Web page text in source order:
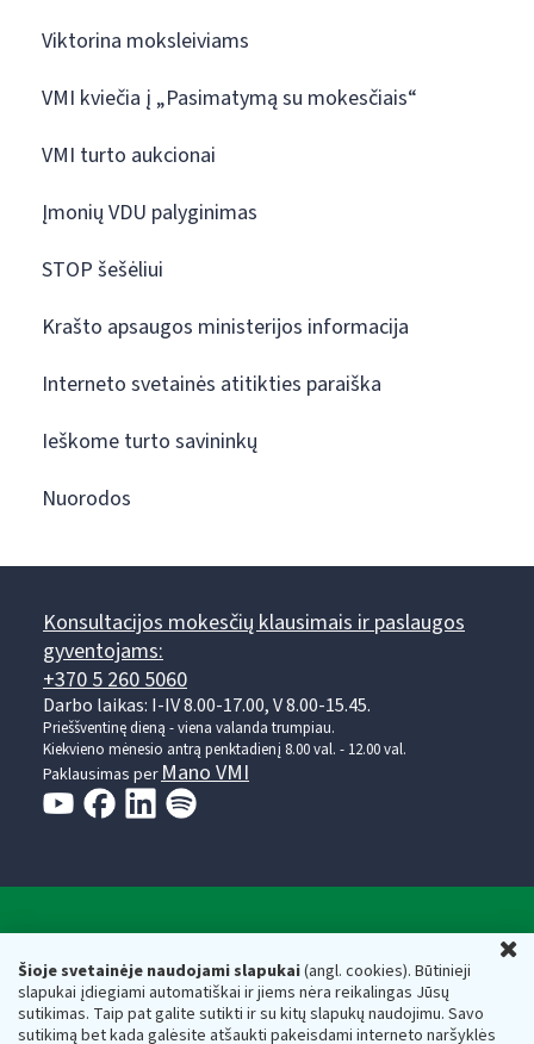
Šioje svetainėje naudojami slapukai(angl. cookies). Būtinieji
slapukai įdiegiami automatiškai ir jiems nėra reikalingas Jūsų
sutikimas. Taip pat galite sutikti ir su kitų slapukų naudojimu. Savo
sutikimą bet kada galėsite atšaukti pakeisdami interneto naršyklės
Viktorina moksleiviams
VMI kviečia į „Pasimatymą su mokesčiais“
VMI turto aukcionai
Įmonių VDU palyginimas
STOP šešėliui
Krašto apsaugos ministerijos informacija
Interneto svetainės atitikties paraiška
Ieškome turto savininkų
Nuorodos
Konsultacijos mokesčių klausimais ir paslaugos
gyventojams:
+370 5 260 5060
Darbo laikas: I-IV 8.00-17.00, V 8.00-15.45.
Prieššventinę dieną - viena valanda trumpiau.
Kiekvieno mėnesio antrą penktadienį 8.00 val. - 12.00 val.
Paklausimas per Mano VMI
Respublikos finansų ministerijos
Biudžetinė įstaiga. Juridinio asmens kodas — 188659752,
adresas: Vasario 16-osios g. 14, 01107 Vilnius, Lietuva, el.paštas: